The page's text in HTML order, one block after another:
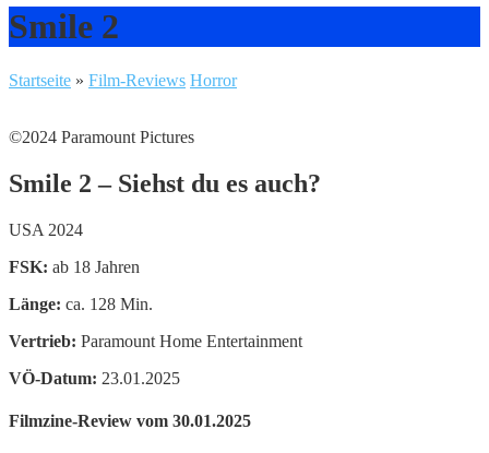
Smile 2
Startseite » Film-Reviews Horror
©2024 Paramount Pictures
Smile 2 – Siehst du es auch?
USA 2024
FSK: ab 18 Jahren
Länge: ca. 128 Min.
Vertrieb: Paramount Home Entertainment
VÖ-Datum: 23.01.2025
Filmzine-Review vom 30.01.2025